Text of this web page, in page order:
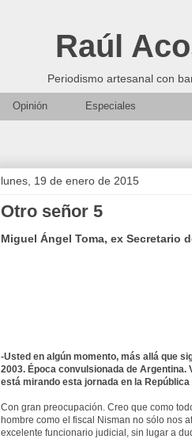
Raúl
Periodismo artesanal con
Opinión Especiales
lunes, 19 de enero de 2015
Otro señor 5
Miguel Ángel Toma, ex Secretario
-Usted en algún momento, más allá que
2003. Época convulsionada de Argentina.
está mirando esta jornada en la
Con gran preocupación. Creo que como
hombre como el fiscal Nisman no sólo nos
excelente funcionario judicial, sin lugar a